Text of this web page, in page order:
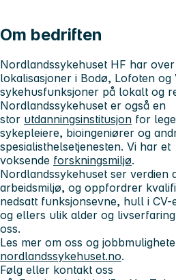
Om bedriften
Nordlandssykehuset HF har
lokalisasjoner i Bodø, Lofoten og
sykehusfunksjoner på lokalt og
Nordlandssykehuset er også en
stor utdanningsinstitusjon for
sykepleiere, bioingeniører og
spesialisthelsetjenesten. Vi har et
voksende forskningsmiljø.
Nordlandssykehuset ser verdien
arbeidsmiljø, og oppfordrer
nedsatt funksjonsevne, hull i
og ellers ulik alder og
oss.
Les mer om oss og
nordlandssykehuset.no.
Følg eller kontakt oss